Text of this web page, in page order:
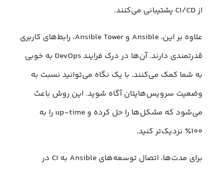
از CI/CD پشتیبانی می‌کنند.
علاوه بر این، Ansible و Ansible Tower، رابط‌های کاربری
قدرتمندی دارند. آن‌ها در درک فرایند DevOps به خوبی
به شما کمک می‌کنند. با یک نگاه می‌توانید نسبت به
وضعیت سرویس‌هایتان آگاه شوید. این روش باعث
می‌شود که مشکل‌ها را حل کرده و up-time را به
۱۰۰٪ نزدیک‌تر کنید.
برای مدت‌ها، اتصال توسعه‌های Ansible به CI در